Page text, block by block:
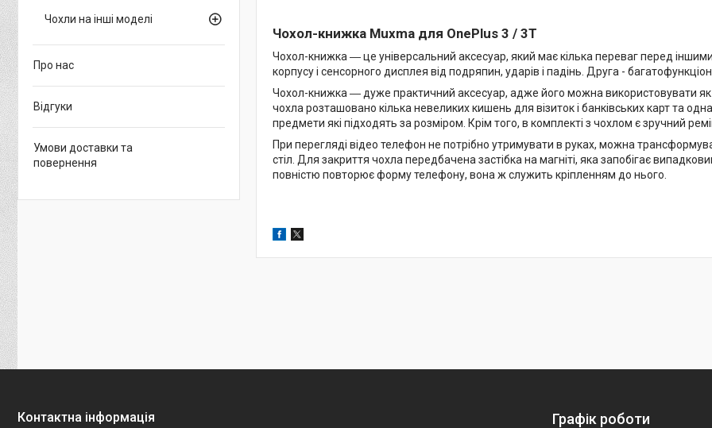
Чохол-книжка Muxma для OnePlus 3 / 3T
Чохол-книжка ― це універсальний аксесуар, який має кілька переваг перед
корпусу і сенсорного дисплея від подряпин, ударів і падінь. Друга -
Чохол-книжка ― дуже практичний аксесуар, адже його можна використовувати як
чохла розташовано кілька невеликих кишень для візиток і банківських карт та
предмети які підходять за розміром. Крім того, в комплекті з чохлом є зручний
При перегляді відео телефон не потрібно утримувати в руках, можна
стіл. Для закриття чохла передбачена застібка на магніті, яка запобігає
повністю повторює форму телефону, вона ж служить кріпленням до нього.
Чохли на інші моделі
Про нас
Відгуки
Умови доставки та
повернення
Графік роботи